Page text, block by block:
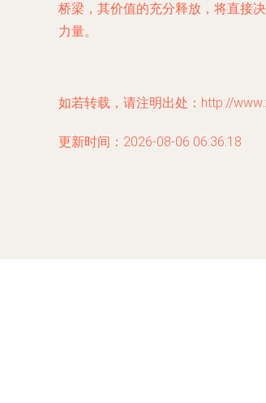
桥梁，其价值的充分释放，将直接
力量。
如若转载，请注明出处：http://
更新时间：2026-08-06 06:36:18